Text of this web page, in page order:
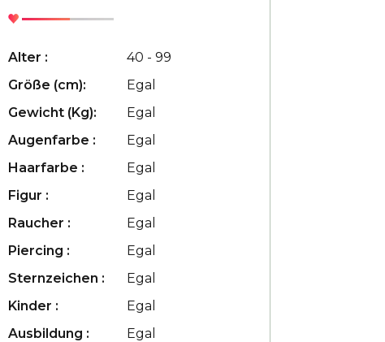
Alter :
40 - 99
Größe (cm):
Egal
Gewicht (Kg):
Egal
Augenfarbe :
Egal
Haarfarbe :
Egal
Figur :
Egal
Raucher :
Egal
Piercing :
Egal
Sternzeichen :
Egal
Kinder :
Egal
Ausbildung :
Egal